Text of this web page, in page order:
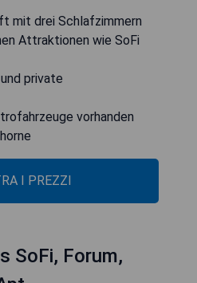
mit drei Schlafzimmern
Attraktionen wie SoFi
private
vorhanden
I PREZZI
SoFi, Forum,